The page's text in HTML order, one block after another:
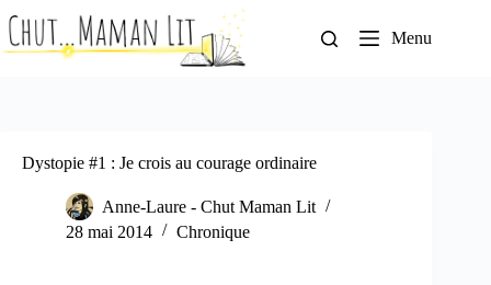
au
contenu
Menu
Dystopie #1 : Je crois au courage ordinaire
Anne-Laure - Chut Maman Lit
28 mai 2014
Chronique